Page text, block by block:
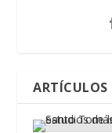
ARTÍCULOS